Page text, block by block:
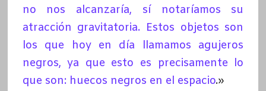
no nos alcanzaría, sí notaríamos su
atracción gravitatoria. Estos objetos son
los que hoy en día llamamos agujeros
negros, ya que esto es precisamente lo
que son: huecos negros en el espacio.»